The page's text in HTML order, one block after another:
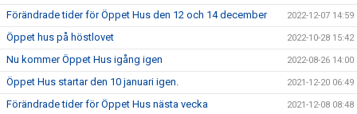
Förändrade tider för Öppet Hus den 12 och 14 december 2022-12-07 14:59
Öppet hus på höstlovet 2022-10-28 15:42
Nu kommer Öppet Hus igång igen 2022-08-26 14:00
Öppet Hus startar den 10 januari igen. 2021-12-20 06:49
Förändrade tider för Öppet Hus nästa vecka 2021-12-08 08:48